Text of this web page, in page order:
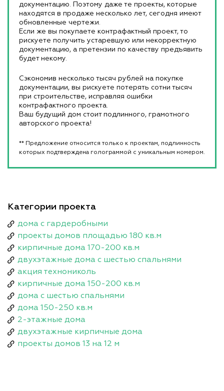
документацию. Поэтому даже те проекты, которые
находятся в продаже несколько лет, сегодня имеют
обновленные чертежи.
Если же вы покупаете контрафактный проект, то
рискуете получить устаревшую или некорректную
документацию, а претензии по качеству предъявить
будет некому.
Сэкономив несколько тысяч рублей на покупке
документации, вы рискуете потерять сотни тысяч
при строительстве, исправляя ошибки
контрафактного проекта.
Ваш будущий дом стоит подлинного, грамотного
авторского проекта!
** Предложение относится только к проектам, подлинность
которых подтверждена голограммой с уникальным номером.
Категории проекта
дома с гардеробными
проекты домов площадью 180 кв.м
кирпичные дома 170-200 кв.м
двухэтажные дома с шестью спальнями
акция технониколь
кирпичные дома 150-200 кв.м
дома с шестью спальнями
дома 150-250 кв.м
2-этажные дома
двухэтажные кирпичные дома
проекты домов 13 на 12 м